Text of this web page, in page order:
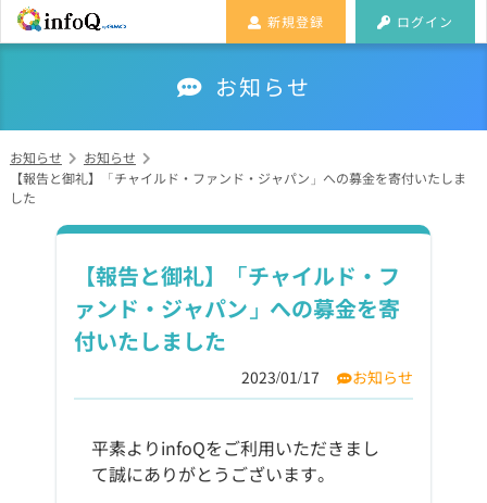
新規登録 ログイン
お知らせ
お知らせ
お知らせ
【報告と御礼】「チャイルド・ファンド・ジャパン」への募金を寄付いたしま
した
【報告と御礼】「チャイルド・フ
ァンド・ジャパン」への募金を寄
付いたしました
2023/01/17 お知らせ
平素よりinfoQをご利用いただきまし
て誠にありがとうございます。